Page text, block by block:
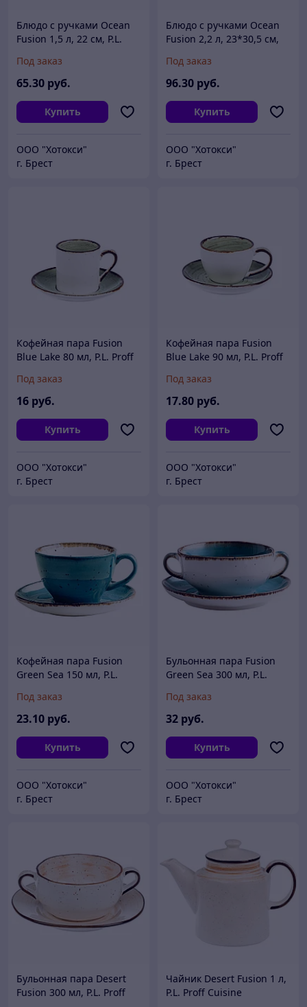
Блюдо с ручками Ocean
Fusion 1,5 л, 22 см, P.L.
Под заказ
65.30 руб.
Купить
ООО "Хотокси"
г. Брест
Блюдо с ручками Ocean
Fusion 2,2 л, 23*30,5 см,
Под заказ
96.30 руб.
Купить
ООО "Хотокси"
г. Брест
Кофейная пара Fusion
Blue Lake 80 мл, P.L. Proff
Под заказ
16 руб.
Купить
ООО "Хотокси"
г. Брест
Кофейная пара Fusion
Blue Lake 90 мл, P.L. Proff
Под заказ
17.80 руб.
Купить
ООО "Хотокси"
г. Брест
Кофейная пара Fusion
Green Sea 150 мл, P.L.
Под заказ
23.10 руб.
Купить
ООО "Хотокси"
г. Брест
Бульонная пара Fusion
Green Sea 300 мл, P.L.
Под заказ
32 руб.
Купить
ООО "Хотокси"
г. Брест
Бульонная пара Desert
Fusion 300 мл, P.L. Proff
Чайник Desert Fusion 1 л,
P.L. Proff Cuisine